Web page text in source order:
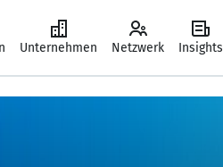
Unternehmen Netzwerk Insights